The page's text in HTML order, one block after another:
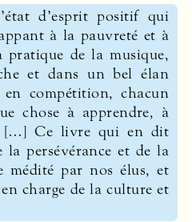
d’esprit positif qui
à la pauvreté et à
pratique de la musique,
et dans un bel élan
compétition, chacun
chose à apprendre, à
[…] Ce livre qui en dit
persévérance et de la
médité par nos élus, et
charge de la culture et